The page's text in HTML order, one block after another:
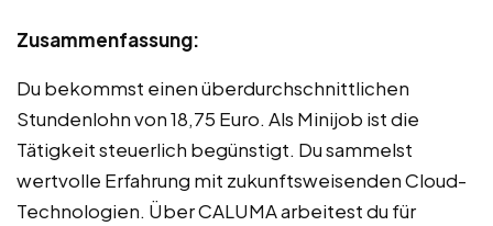
Zusammenfassung:
Du bekommst einen überdurchschnittlichen
Stundenlohn von 18,75 Euro. Als Minijob ist die
Tätigkeit steuerlich begünstigt. Du sammelst
wertvolle Erfahrung mit zukunftsweisenden Cloud-
Technologien. Über CALUMA arbeitest du für